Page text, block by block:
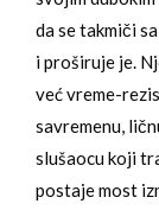
da se takmiči
i proširuje je.
već vreme-
savremenu,
slušaocu koji
postaje most